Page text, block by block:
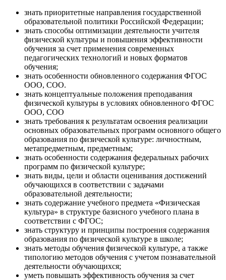
знать приоритетные направления государственной
образовательной политики Российской Федерации;
знать способы оптимизации деятельности учителя
физической культуры и повышения эффективности
обучения за счет применения современных
педагогических технологий и новых форматов
обучения;
знать особенности обновленного содержания ФГОС
ООО, СОО.
знать концептуальные положения преподавания
физической культуры в условиях обновленного ФГОС
ООО, СОО
знать требования к результатам освоения реализации
основных образовательных программ основного общего
образования по физической культуре: личностным,
метапредметным, предметным;
знать особенности содержания федеральных рабочих
программ по физической культуре;
знать виды, цели и области оценивания достижений
обучающихся в соответствии с задачами
образовательной деятельности;
знать содержание учебного предмета «Физическая
культура» в структуре базисного учебного плана в
соответствии с ФГОС;
знать структуру и принципы построения содержания
образования по физической культуре в школе;
знать методы обучения физической культуре, а также
типологию методов обучения с учетом познавательной
деятельности обучающихся;
уметь повышать эффективность обучения за счет